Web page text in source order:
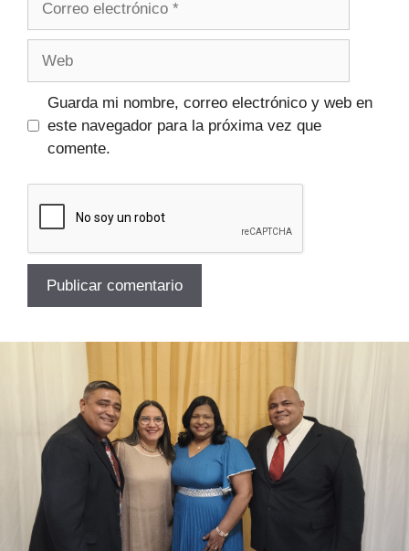
Guarda mi nombre, correo electrónico y web en
este navegador para la próxima vez que
comente.